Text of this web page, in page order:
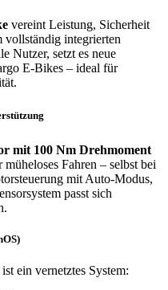
vereint Leistung, Sicherheit
vollständig integrierten
Nutzer, setzt es neue
E-Bikes – ideal für
mit 100 Nm Drehmoment
müheloses Fahren – selbst bei
mit Auto-Modus,
passt sich
ein vernetztes System: